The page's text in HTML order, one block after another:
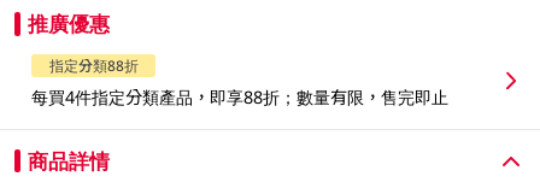
推廣優惠
指定分類88折
每買4件指定分類產品，即享88折；數量有限，售完即止
商品詳情